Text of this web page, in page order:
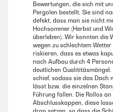
Bewertungen, die sich mit
Pergolen bestellt. Sie sind
defekt, dass man sie nicht
Hochsommer (Herbst und
überleben). Wir konnten die
wegen zu schlechtem
riskieren, dass es etwas
nach Aufbau durch 4
deutlichen
schief, sodass sie das Dach
lässt bzw. die einzelnen
Führung fallen. Die Rollos
Abschlusskappen, diese